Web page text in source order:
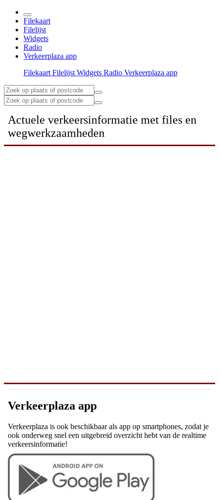
Filekaart
Filelijst
Widgets
Radio
Verkeerplaza app
Filekaart Filelijst Widgets Radio Verkeerplaza app
Actuele verkeersinformatie met files en
wegwerkzaamheden
Verkeerplaza app
Verkeerplaza is ook beschikbaar als app op smartphones, zodat je
ook onderweg snel een uitgebreid overzicht hebt van de realtime
verkeersinformatie!